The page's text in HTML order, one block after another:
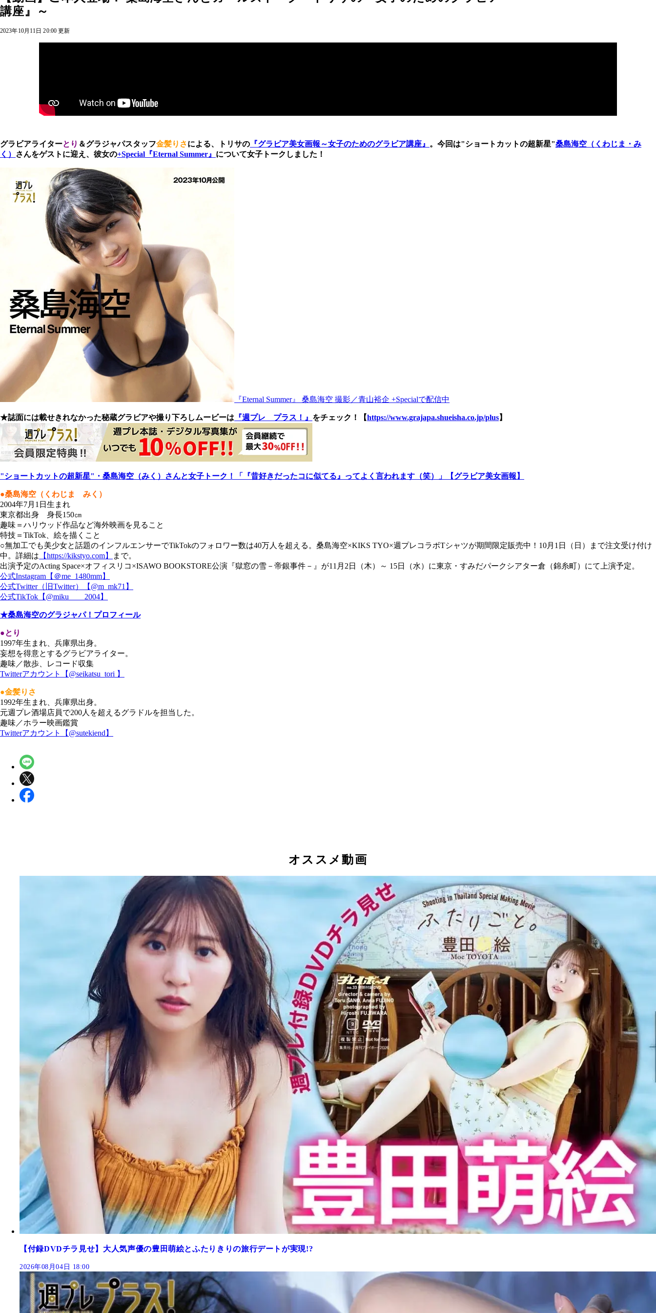
講座』～
2023年10月11日 20:00 更新
グラビアライターとり ＆グラジャパスタッフ金髪りさによる、トリサの 『グラビア美女画報～女子のためのグラビア講座』 。 今回は"ショートカットの超新星"桑島海空（くわじま・み
く）
さんをゲストに迎え、彼女の+Special『Eternal Summer』 について女子トークしました！
『Eternal Summer』 桑島海空 撮影／青山裕企 +Specialで配信中
★誌面には載せきれなかった秘蔵グラビアや撮り下ろしムービーは 『週プレ プラス！』 をチェック！【https://www.grajapa.shueisha.co.jp/plus】
"ショートカットの超新星"・桑島海空（みく）さんと女子トーク！「『昔好きだったコに似てる』ってよく言われます（笑）」【グラビア美女画報】
●桑島海空（くわじま みく ）
2004年7月1日生まれ
東京都出身 身長150㎝
趣味＝ハリウッド作品など海外映画を見ること
特技＝TikTok、絵を描くこと
○無加工でも美少女と話題のインフルエンサーでTikTokのフォロワー数は40万人を超える。桑島海空×KIKS TYO×週プレコラボTシャツが期間限定販売中！10月1日（日）まで注文受け付け
中。詳細は 【https://kikstyo.com】
まで。
出演予定のActing Space×オフィスリコ×ISAWO BOOKSTORE公演『獄窓の雪－帝銀事件－』が11月2日（木）～ 15日（水）に東京・すみだパークシアター倉（錦糸町）にて上演予定。
公式Instagram【＠me_1480mm】
公式Twitter（旧Twitter）【@m_mk71】
公式TikTok【@miku_ _ _2004】
★桑島海空のグラジャパ！プロフィール
●とり
1997年生まれ、兵庫県出身。
妄想を得意とするグラビアライター。
趣味／散歩、レコード収集
Twitterアカウント【@seikatsu_tori 】
●金髪りさ
1992年生まれ、兵庫県出身。
元週プレ酒場店員で200人を超えるグラドルを担当した。
趣味／ホラー映画鑑賞
Twitterアカウント【@sutekiend】
オススメ動画
【付録DVDチラ見せ】大人気声優の豊田萌絵とふたりきりの旅行デートが実現!?
2026年08月04日 18:00